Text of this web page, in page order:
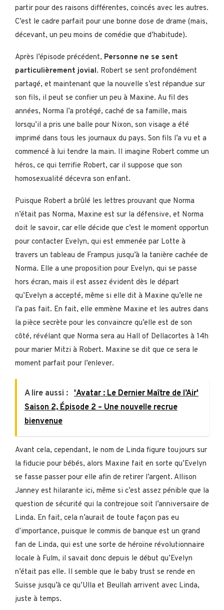
partir pour des raisons différentes, coincés avec les autres.
C’est le cadre parfait pour une bonne dose de drame (mais,
décevant, un peu moins de comédie que d’habitude).
Après l’épisode précédent, Personne ne se sent
particulièrement jovial. Robert se sent profondément
partagé, et maintenant que la nouvelle s’est répandue sur
son fils, il peut se confier un peu à Maxine. Au fil des
années, Norma l’a protégé, caché de sa famille, mais
lorsqu’il a pris une balle pour Nixon, son visage a été
imprimé dans tous les journaux du pays. Son fils l’a vu et a
commencé à lui tendre la main. Il imagine Robert comme un
héros, ce qui terrifie Robert, car il suppose que son
homosexualité décevra son enfant.
Puisque Robert a brûlé les lettres prouvant que Norma
n’était pas Norma, Maxine est sur la défensive, et Norma
doit le savoir, car elle décide que c’est le moment opportun
pour contacter Evelyn, qui est emmenée par Lotte à
travers un tableau de Frampus jusqu’à la tanière cachée de
Norma. Elle a une proposition pour Evelyn, qui se passe
hors écran, mais il est assez évident dès le départ
qu’Evelyn a accepté, même si elle dit à Maxine qu’elle ne
l’a pas fait. En fait, elle emmène Maxine et les autres dans
la pièce secrète pour les convaincre qu’elle est de son
côté, révélant que Norma sera au Hall of Dellacortes à 14h
pour marier Mitzi à Robert. Maxine se dit que ce sera le
moment parfait pour l’enlever.
A lire aussi : 'Avatar : Le Dernier Maître de l’Air'
Saison 2, Épisode 2 – Une nouvelle recrue
bienvenue
Avant cela, cependant, le nom de Linda figure toujours sur
la fiducie pour bébés, alors Maxine fait en sorte qu’Evelyn
se fasse passer pour elle afin de retirer l’argent. Allison
Janney est hilarante ici, même si c’est assez pénible que la
question de sécurité qui la contrejoue soit l’anniversaire de
Linda. En fait, cela n’aurait de toute façon pas eu
d’importance, puisque le commis de banque est un grand
fan de Linda, qui est une sorte de héroïne révolutionnaire
locale à Fulm, il savait donc depuis le début qu’Evelyn
n’était pas elle. Il semble que le baby trust se rende en
Suisse jusqu’à ce qu’Ulla et Beullah arrivent avec Linda,
juste à temps.